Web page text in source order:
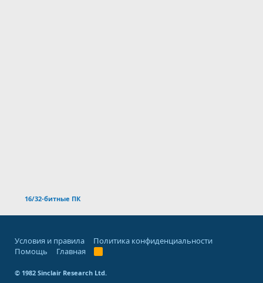
16/32-битные ПК
Условия и правила
Политика конфиденциальности
Помощь
Главная
R
© 1982 Sinclair Research Ltd.